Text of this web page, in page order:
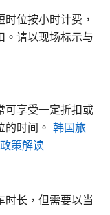
位按小时计费，
。请以现场标示与
可享受一定折扣或
时间。 韩国旅
策解读
时长，但需要以当